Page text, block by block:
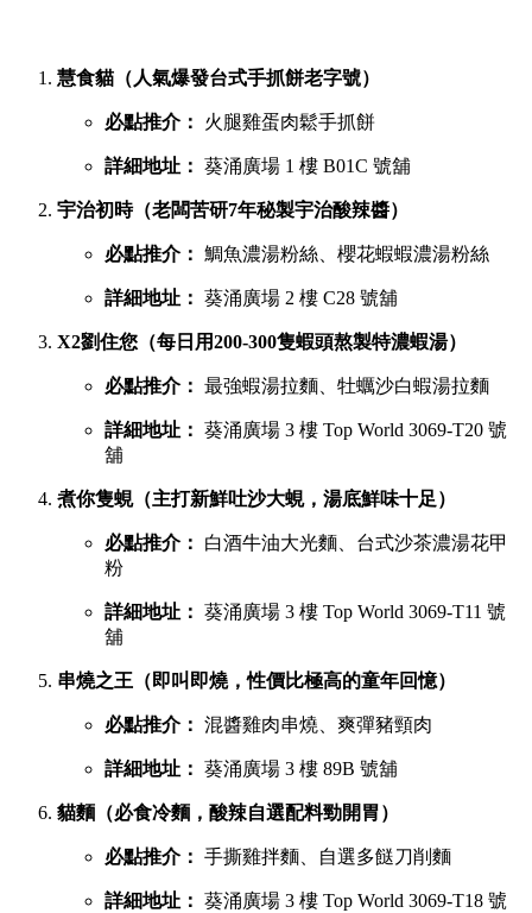
慧食貓（人氣爆發台式手抓餅老字號）
必點推介： 火腿雞蛋肉鬆手抓餅
詳細地址： 葵涌廣場 1 樓 B01C 號舖
宇治初時（老闆苦研7年秘製宇治酸辣醬）
必點推介： 鯛魚濃湯粉絲、櫻花蝦蝦濃湯粉絲
詳細地址： 葵涌廣場 2 樓 C28 號舖
X2劉住您（每日用200-300隻蝦頭熬製特濃蝦湯）
必點推介： 最強蝦湯拉麵、牡蠣沙白蝦湯拉麵
詳細地址： 葵涌廣場 3 樓 Top World 3069-T20 號
舖
煮你隻蜆（主打新鮮吐沙大蜆，湯底鮮味十足）
必點推介：
白酒牛油大光麵、台式沙茶濃湯花甲
粉
詳細地址： 葵涌廣場 3 樓 Top World 3069-T11 號
舖
串燒之王（即叫即燒，性價比極高的童年回憶）
必點推介： 混醬雞肉串燒、爽彈豬頸肉
詳細地址： 葵涌廣場 3 樓 89B 號舖
貓麵（必食冷麵，酸辣自選配料勁開胃）
必點推介： 手撕雞拌麵、自選多餸刀削麵
詳細地址： 葵涌廣場 3 樓 Top World 3069-T18 號